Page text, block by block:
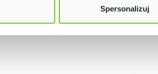
Spersonalizuj